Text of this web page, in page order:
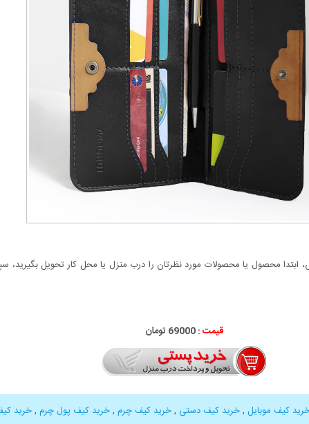
محصول یا محصولات مورد نظرتان را درب منزل یا محل کار تحویل بگیرید،
قیمت :69000 تومان
کیف موبایل ,خرید کیف دستی ,خرید کیف چرم ,خرید کیف پول چرم ,خرید